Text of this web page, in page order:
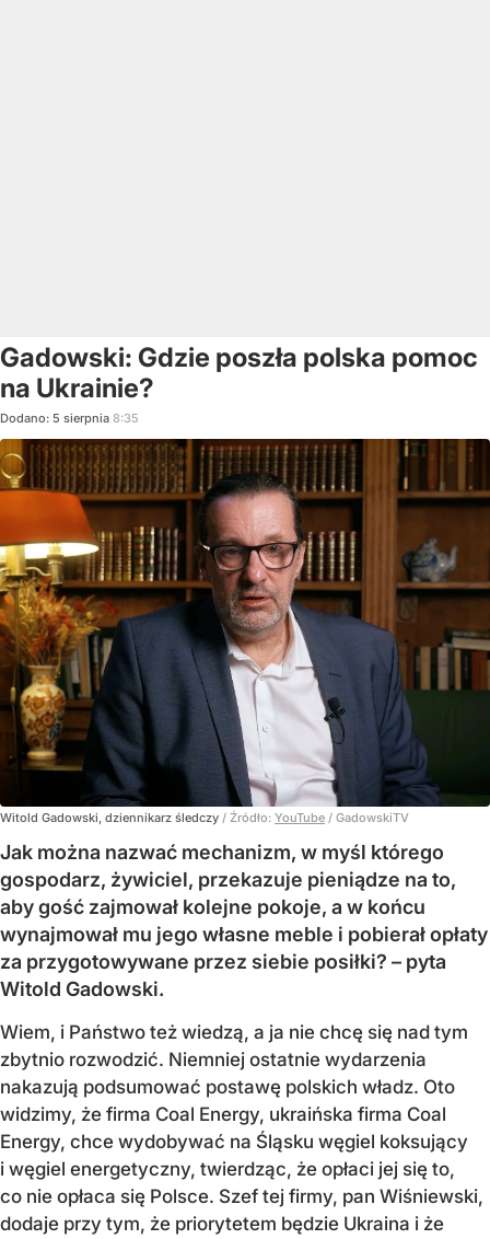
Gadowski: Gdzie poszła polska pomoc
na Ukrainie?
Dodano: 5 sierpnia 8:35
Witold Gadowski, dziennikarz śledczy / Źródło: YouTube / GadowskiTV
Jak można nazwać mechanizm, w myśl którego
gospodarz, żywiciel, przekazuje pieniądze na to,
aby gość zajmował kolejne pokoje, a w końcu
wynajmował mu jego własne meble i pobierał opłaty
za przygotowywane przez siebie posiłki? – pyta
Witold Gadowski.
Wiem, i Państwo też wiedzą, a ja nie chcę się nad tym
zbytnio rozwodzić. Niemniej ostatnie wydarzenia
nakazują podsumować postawę polskich władz. Oto
widzimy, że firma Coal Energy, ukraińska firma Coal
Energy, chce wydobywać na Śląsku węgiel koksujący
i węgiel energetyczny, twierdząc, że opłaci jej się to,
co nie opłaca się Polsce. Szef tej firmy, pan Wiśniewski,
dodaje przy tym, że priorytetem będzie Ukraina i że